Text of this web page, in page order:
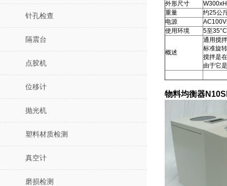
针孔检查
隔震台
点胶机
位移计
抛光机
塑料材质检测
真空计
磨损检测
外形尺寸
重量
约25公
电源
使用环境
5至
概述
通用搅
标准旋
搅拌是
由于它
物料均衡器